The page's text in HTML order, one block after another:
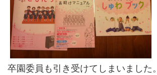
卒園委員も引き受けてしまいました。